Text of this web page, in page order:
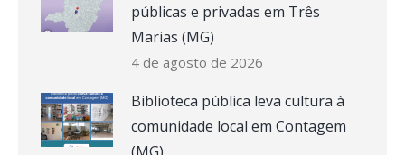
públicas e privadas em Três
Marias (MG)
4 de agosto de 2026
Biblioteca pública leva cultura à
comunidade local em Contagem